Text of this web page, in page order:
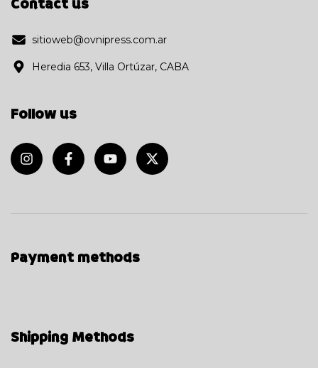
Contact us
sitioweb@ovnipress.com.ar
Heredia 653, Villa Ortúzar, CABA
Follow us
Payment methods
Shipping Methods